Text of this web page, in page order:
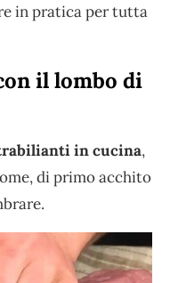
in pratica per tutta
il lombo di
in cucina,
di primo acchito